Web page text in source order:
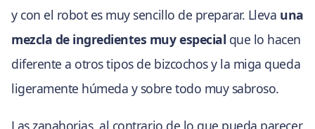
y con el robot es muy sencillo de preparar. Lleva una
mezcla de ingredientes muy especial que lo hacen
diferente a otros tipos de bizcochos y la miga queda
ligeramente húmeda y sobre todo muy sabroso.
Las zanahorias, al contrario de lo que pueda parecer,